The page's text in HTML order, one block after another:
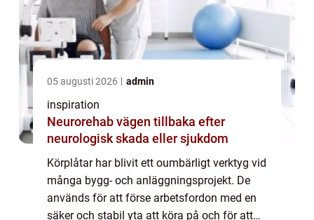
05 augusti 2026 admin
inspiration
Neurorehab vägen tillbaka efter
neurologisk skada eller sjukdom
Körplåtar har blivit ett oumbärligt verktyg vid
många bygg- och anläggningsprojekt. De
används för att förse arbetsfordon med en
säker och stabil yta att köra på och för att